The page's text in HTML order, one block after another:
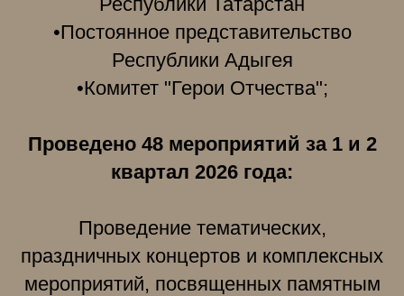
•Постоянное представительство
Республики Адыгея
•Комитет "Герои Отчества";
Проведено 48 мероприятий за 1 и 2
квартал 2026 года:
Проведение тематических,
праздничных концертов и комплексных
мероприятий, посвященных памятным